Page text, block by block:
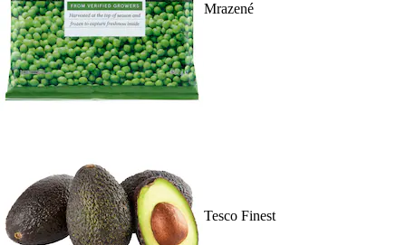
Mrazené
Tesco Finest